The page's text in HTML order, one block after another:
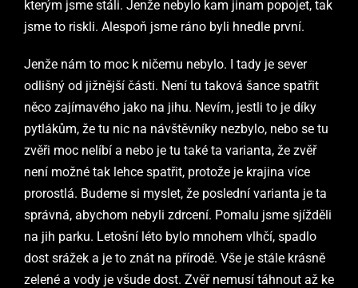
kterým jsme stáli. Jenže nebylo kam jinam popojet, tak
jsme to riskli. Alespoň jsme ráno byli hnedle první.
Jenže nám to moc k ničemu nebylo. I tady je sever
odlišný od jižnější části. Není tu taková šance spatřit
něco zajímavého jako na jihu. Nevím, jestli to je díky
pytlákům, že tu nic na návštěvníky nezbylo, nebo se tu
zvěři moc nelíbí a nebo je tu také ta varianta, že zvěř
není možné tak lehce spatřit, protože je krajina více
prorostlá. Budeme si myslet, že poslední varianta je ta
správná, abychom nebyli zdrcení. Pomalu jsme sjížděli
na jih parku. Letošní léto bylo mnohem vlhčí, spadlo
dost srážek a je to znát na přírodě. Vše je stále krásně
zelené a vody je všude dost. Zvěř nemusí táhnout až ke